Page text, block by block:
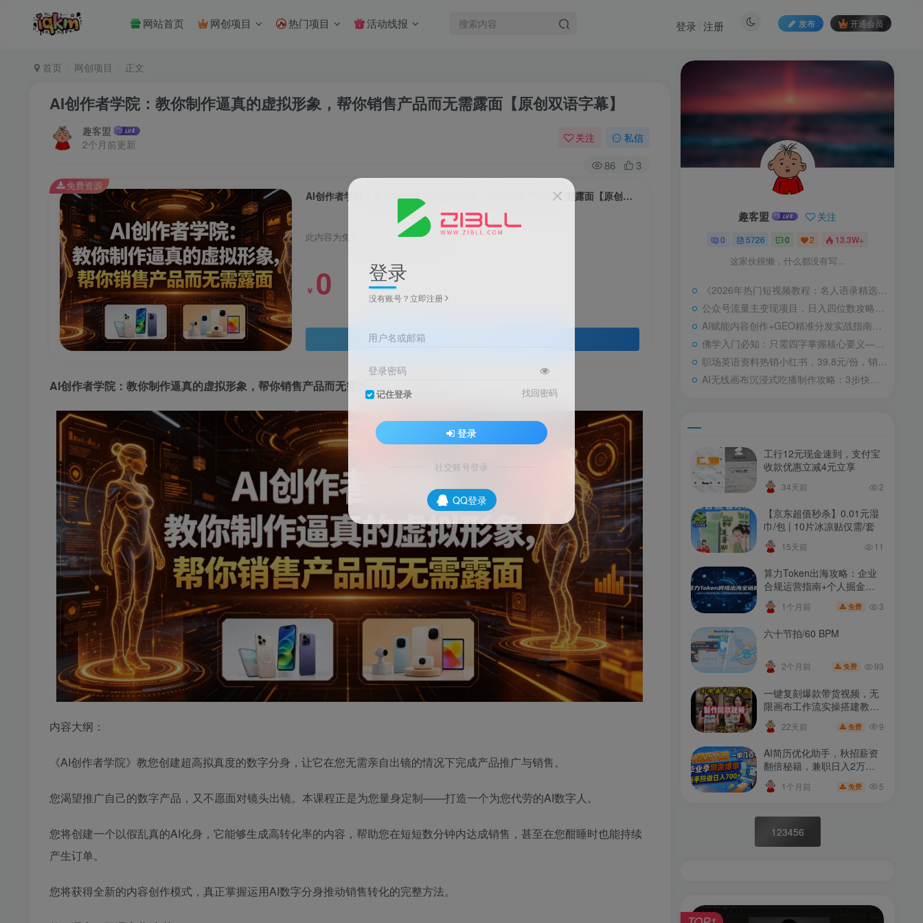
网站首页 网创项目 热门项目 活动线报 发布 开通会员
登录 注册
首页 网创项目 正文
AI创作者学院：教你制作逼真的虚拟形象，帮你销售产品而无需露面【原创双语字幕】
趣客盟
2个月前更新
关注 私信
86 3
AI创作者学院：教你制作逼真的虚拟形象，帮你销售产品而无需露面【原创双语字幕】
此内容为免费资源，请登录后查看
￥ 0
免费资源
AI创作者学院：教你制作逼真的虚拟形象，帮你销售产品而无需露面【原创双语字幕】
内容大纲：
《AI创作者学院》教您创建超高拟真度的数字分身，让它在您无需亲自出镜的情况下完成产品推广与销售。
您渴望推广自己的数字产品，又不愿面对镜头出镜。本课程正是为您量身定制——打造一个为您代劳的AI数字人。
您将创建一个以假乱真的AI化身，它能够生成高转化率的内容，帮助您在短短数分钟内达成销售，甚至在您酣睡时也能持续
产生订单。
您将获得全新的内容创作模式，真正掌握运用AI数字分身推动销售转化的完整方法。
趣客盟 关注
0 5726 0 2 13.3W+
这家伙很懒，什么都没有写...
《2026年热门短视频教程：名人语录精选，涨粉变现秘诀一网打尽》
公众号流量主变现项目，日入四位数攻略：普通人轻松上手，8月最新变现技巧揭秘
AI赋能内容创作+GEO精准分发实战指南：解锁AI量产SOP与高效分发策略【白皮书】
佛学入门必知：只需四字掌握核心要义——佛学精粹初探
职场英语资料热销小红书，39.8元/份，销量突破2万份，新手轻松上手教程
AI无线画布沉浸式吃播制作攻略：3步快速上手，保姆级教程，无线画布工作流详解
工行12元现金速到，支付宝
收款优惠立减4元立享
34天前 2
【京东超值秒杀】0.01元湿
巾/包 | 10片冰凉贴仅需/套
15天前 11
算力Token出海攻略：企业
合规运营指南+个人掘金秘
籍深度解析
1个月前 免费 3
六十节拍/60 BPM
2个月前 免费 93
一键复刻爆款带货视频，无
限画布工作流实操搭建教
程，简单易学，轻松上热门
22天前 免费 9
AI简历优化助手，秋招薪资
翻倍秘籍，兼职日入2万实
战指南免费获取！
1个月前 免费 5
123456
登录
没有账号？立即注册
用户名或邮箱
登录密码
记住登录 找回密码
登录
社交账号登录
QQ登录